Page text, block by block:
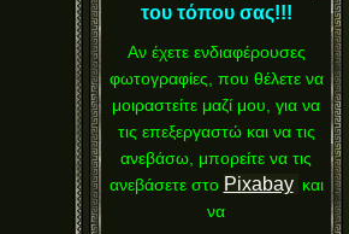
του τόπου σας!!!
Αν έχετε ενδιαφέρουσες
φωτογραφίες, που θέλετε να
μοιραστείτε μαζί μου, για να
τις επεξεργαστώ και να τις
ανεβάσω, μπορείτε να τις
ανεβάσετε στο Pixabay και
να